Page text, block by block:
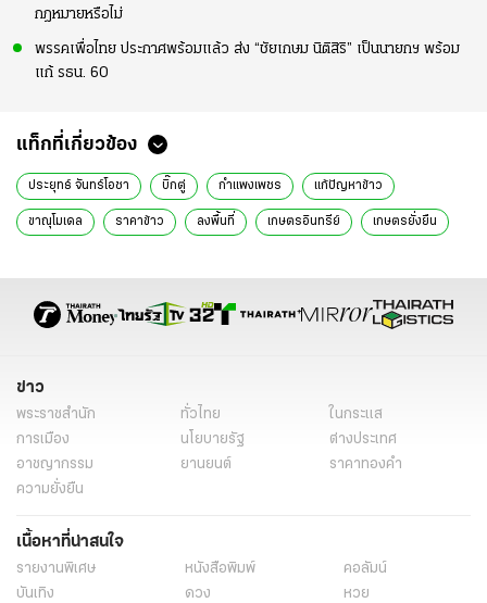
กฎหมายหรือไม่
พรรคเพื่อไทย ประกาศพร้อมแล้ว ส่ง “ชัยเกษม นิติสิริ” เป็นนายกฯ พร้อม
แก้ รธน. 60
แท็กที่เกี่ยวข้อง
ประยุทธ์ จันทร์โอชา บิ๊กตู่ กำแพงเพชร แก้ปัญหาข้าว
ขาณุโมเดล ราคาข้าว ลงพื้นที่ เกษตรอินทรีย์ เกษตรยั่งยืน
ข่าว
พระราชสำนัก ทั่วไทย
ในกระแส
การเมือง
นโยบายรัฐ
ต่างประเทศ
อาชญากรรม
ยานยนต์
ราคาทองคำ
ความยั่งยืน
เนื้อหาที่น่าสนใจ
รายงานพิเศษ หนังสือพิมพ์
คอลัมน์
บันเทิง
ดวง
หวย